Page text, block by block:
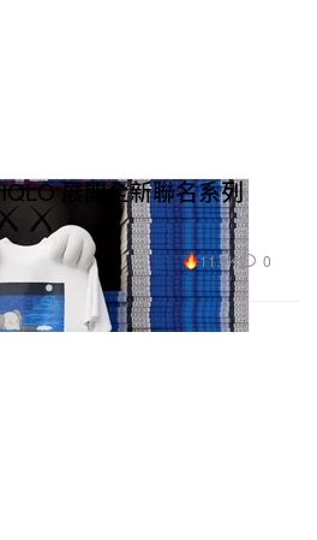
展開全新聯名系列
11.9K 0